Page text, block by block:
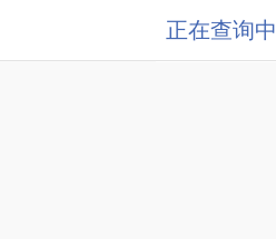
正在查询中